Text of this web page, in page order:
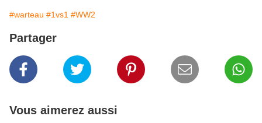
#warteau #1vs1 #WW2
Partager
Vous aimerez aussi